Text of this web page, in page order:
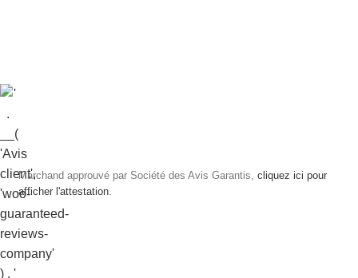
Marchand approuvé par Société des Avis Garantis, cliquez ici pour
afficher l'attestation.